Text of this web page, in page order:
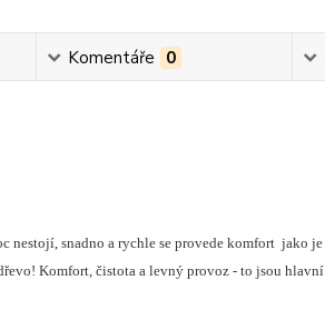
Komentáře 0
snadno a rychle se provede komfort jako
Komfort, čistota a levný provoz - to jsou